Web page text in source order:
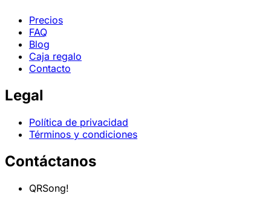
Precios
FAQ
Blog
Caja regalo
Contacto
Legal
Política de privacidad
Términos y condiciones
Contáctanos
QRSong!